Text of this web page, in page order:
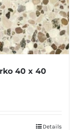
40 x 40
Details